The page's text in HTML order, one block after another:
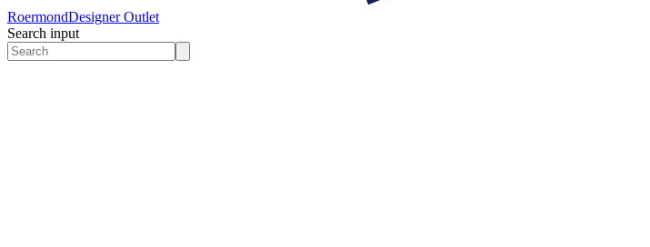
RoermondDesigner Outlet
Search input